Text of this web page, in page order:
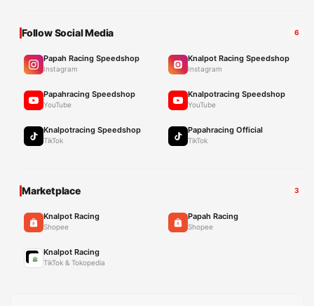
Follow Social Media 6
Papah Racing Speedshop
Instagram
Knalpot Racing Speedshop
Instagram
Papahracing Speedshop
YouTube
Knalpotracing Speedshop
YouTube
Knalpotracing Speedshop
TikTok
Papahracing Official
TikTok
Marketplace 3
Knalpot Racing
Shopee
Papah Racing
Shopee
Knalpot Racing
TikTok & Tokopedia